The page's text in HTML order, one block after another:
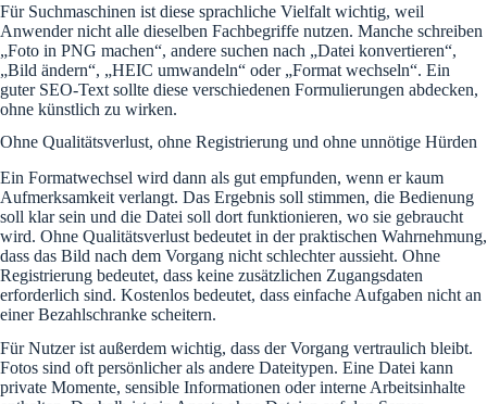
Für Suchmaschinen ist diese sprachliche Vielfalt wichtig, weil
Anwender nicht alle dieselben Fachbegriffe nutzen. Manche schreiben
„Foto in PNG machen“, andere suchen nach „Datei konvertieren“,
„Bild ändern“, „HEIC umwandeln“ oder „Format wechseln“. Ein
guter SEO-Text sollte diese verschiedenen Formulierungen abdecken,
ohne künstlich zu wirken.
Ohne Qualitätsverlust, ohne Registrierung und ohne unnötige Hürden
Ein Formatwechsel wird dann als gut empfunden, wenn er kaum
Aufmerksamkeit verlangt. Das Ergebnis soll stimmen, die Bedienung
soll klar sein und die Datei soll dort funktionieren, wo sie gebraucht
wird. Ohne Qualitätsverlust bedeutet in der praktischen Wahrnehmung,
dass das Bild nach dem Vorgang nicht schlechter aussieht. Ohne
Registrierung bedeutet, dass keine zusätzlichen Zugangsdaten
erforderlich sind. Kostenlos bedeutet, dass einfache Aufgaben nicht an
einer Bezahlschranke scheitern.
Für Nutzer ist außerdem wichtig, dass der Vorgang vertraulich bleibt.
Fotos sind oft persönlicher als andere Dateitypen. Eine Datei kann
private Momente, sensible Informationen oder interne Arbeitsinhalte